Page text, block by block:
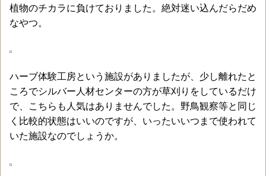
植物のチカラに負けておりました。絶対迷い込んだらだめ
なやつ。
ハーブ体験工房という施設がありましたが、少し離れたと
ころでシルバー人材センターの方が草刈りをしているだけ
で、こちらも人気はありませんでした。野鳥観察等と同じ
く比較的状態はいいのですが、いったいいつまで使われて
いた施設なのでしょうか。